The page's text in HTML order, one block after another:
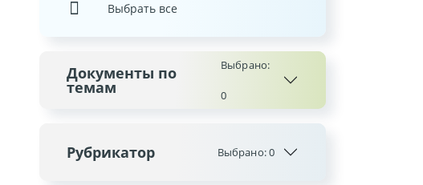
Выбрать все
Документы по
темам
Выбрано:
0
Рубрикатор Выбрано:0